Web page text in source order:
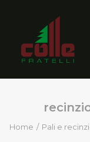
Home Pali e